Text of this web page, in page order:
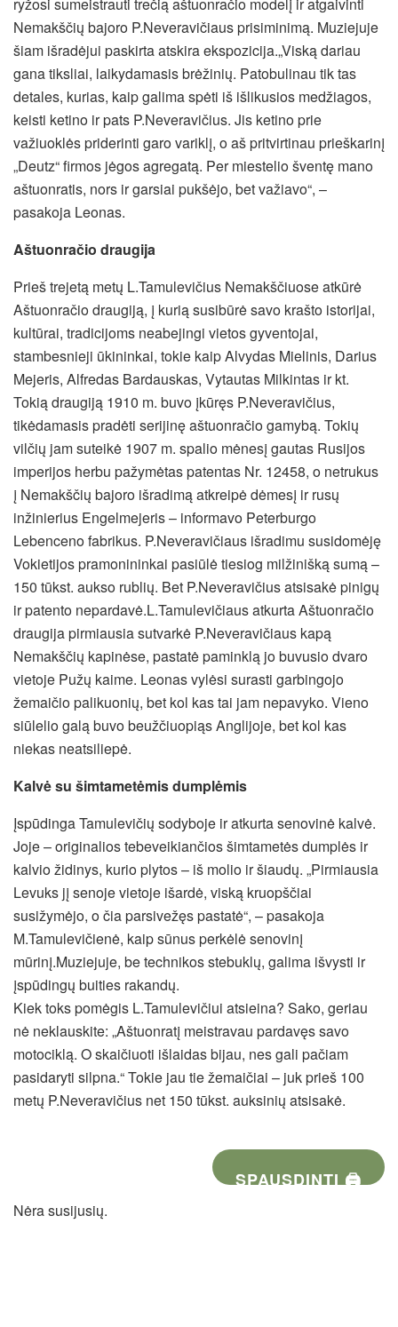
ryžosi sumeistrauti trečią aštuonračio modelį ir atgaivinti
Nemakščių bajoro P.Neveravičiaus prisiminimą. Muziejuje
šiam išradėjui paskirta atskira ekspozicija.„Viską dariau
gana tiksliai, laikydamasis brėžinių. Patobulinau tik tas
detales, kurias, kaip galima spėti iš išlikusios medžiagos,
keisti ketino ir pats P.Neveravičius. Jis ketino prie
važiuoklės priderinti garo variklį, o aš pritvirtinau prieškarinį
„Deutz“ firmos jėgos agregatą. Per miestelio šventę mano
aštuonratis, nors ir garsiai pukšėjo, bet važiavo“, –
pasakoja Leonas.
Aštuonračio draugija
Prieš trejetą metų L.Tamulevičius Nemakščiuose atkūrė
Aštuonračio draugiją, į kurią susibūrė savo krašto istorijai,
kultūrai, tradicijoms neabejingi vietos gyventojai,
stambesnieji ūkininkai, tokie kaip Alvydas Mielinis, Darius
Mejeris, Alfredas Bardauskas, Vytautas Milkintas ir kt.
Tokią draugiją 1910 m. buvo įkūręs P.Neveravičius,
tikėdamasis pradėti serijinę aštuonračio gamybą. Tokių
vilčių jam suteikė 1907 m. spalio mėnesį gautas Rusijos
imperijos herbu pažymėtas patentas Nr. 12458, o netrukus
į Nemakščių bajoro išradimą atkreipė dėmesį ir rusų
inžinierius Engelmejeris – informavo Peterburgo
Lebenceno fabrikus. P.Neveravičiaus išradimu susidomėję
Vokietijos pramonininkai pasiūlė tiesiog milžinišką sumą –
150 tūkst. aukso rublių. Bet P.Neveravičius atsisakė pinigų
ir patento nepardavė.L.Tamulevičiaus atkurta Aštuonračio
draugija pirmiausia sutvarkė P.Neveravičiaus kapą
Nemakščių kapinėse, pastatė paminklą jo buvusio dvaro
vietoje Pužų kaime. Leonas vylėsi surasti garbingojo
žemaičio palikuonių, bet kol kas tai jam nepavyko. Vieno
siūlelio galą buvo beužčiuopiąs Anglijoje, bet kol kas
niekas neatsiliepė.
Kalvė su šimtametėmis dumplėmis
Įspūdinga Tamulevičių sodyboje ir atkurta senovinė kalvė.
Joje – originalios tebeveikiančios šimtametės dumplės ir
kalvio židinys, kurio plytos – iš molio ir šiaudų. „Pirmiausia
Levuks jį senoje vietoje išardė, viską kruopščiai
susižymėjo, o čia parsivežęs pastatė“, – pasakoja
M.Tamulevičienė, kaip sūnus perkėlė senovinį
mūrinį.Muziejuje, be technikos stebuklų, galima išvysti ir
įspūdingų buities rakandų.
Kiek toks pomėgis L.Tamulevičiui atsieina? Sako, geriau
nė neklauskite: „Aštuonratį meistravau pardavęs savo
motociklą. O skaičiuoti išlaidas bijau, nes gali pačiam
pasidaryti silpna.“ Tokie jau tie žemaičiai – juk prieš 100
metų P.Neveravičius net 150 tūkst. auksinių atsisakė.
SPAUSDINTI 🖨
Nėra susijusių.